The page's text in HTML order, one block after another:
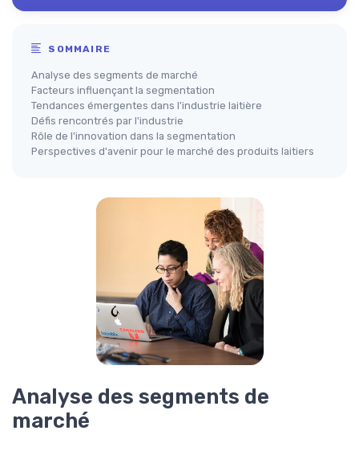
SOMMAIRE
Analyse des segments de marché
Facteurs influençant la segmentation
Tendances émergentes dans l'industrie laitière
Défis rencontrés par l'industrie
Rôle de l'innovation dans la segmentation
Perspectives d'avenir pour le marché des produits laitiers
Analyse des segments de
marché